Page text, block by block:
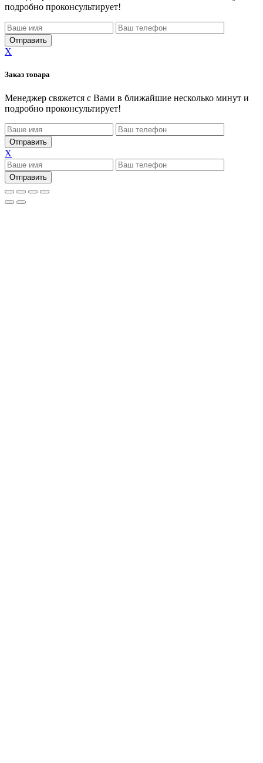
подробно проконсультирует!
X
Заказ товара
Менеджер свяжется с Вами в ближайшие несколько минут и
подробно проконсультирует!
X